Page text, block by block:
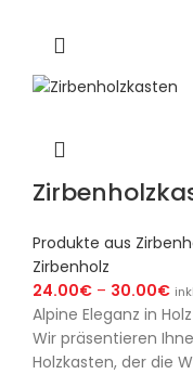
Produkte aus
Zirbenholz
24.00€ – 30.00€
Alpine Eleganz in
Wir präsentieren
Holzkasten, der die